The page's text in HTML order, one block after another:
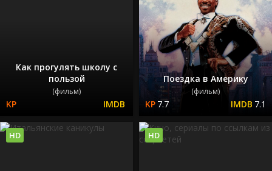
Как прогулять школу с
пользой
(фильм)
Поездка в Америку
(фильм)
7.7 7.1
HD HD